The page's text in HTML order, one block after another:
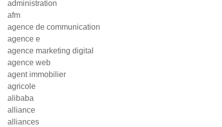
administration
afm
agence de communication
agence e
agence marketing digital
agence web
agent immobilier
agricole
alibaba
alliance
alliances